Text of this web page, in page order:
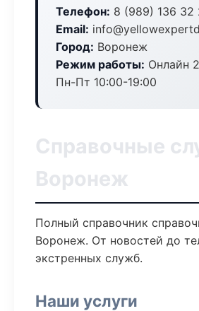
Телефон: 8 (989) 136 32
Email:
Город: Воронеж
Режим работы: Онлайн
Пн-Пт 10:00-19:00
Справочные
Воронеж
Полный справочник
Воронеж. От новостей до
экстренных служб.
Наши услуги